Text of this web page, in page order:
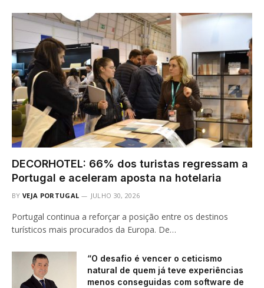
DECORHOTEL: 66% dos turistas regressam a
Portugal e aceleram aposta na hotelaria
BY VEJA PORTUGAL JULHO 30, 2026
Portugal continua a reforçar a posição entre os destinos
turísticos mais procurados da Europa. De…
“O desafio é vencer o ceticismo
natural de quem já teve experiências
menos conseguidas com software de